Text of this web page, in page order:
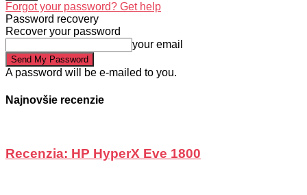
Forgot your password? Get help
Password recovery
Recover your password
your email
A password will be e-mailed to you.
Najnovšie recenzie
Recenzia: HP HyperX Eve 1800